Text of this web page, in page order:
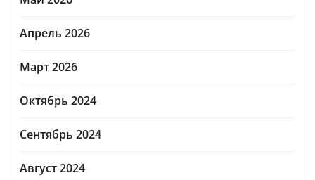
Апрель 2026
Март 2026
Октябрь 2024
Сентябрь 2024
Август 2024